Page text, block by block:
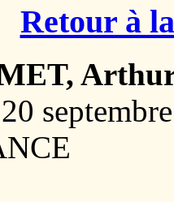
Retour à